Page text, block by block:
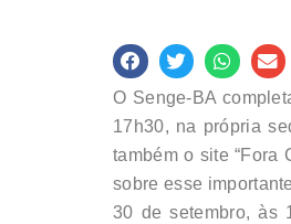
O Senge-BA
17h30, na própria
também o site “Fora
sobre esse
30 de setembro, às